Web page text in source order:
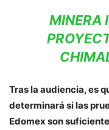
MINERA
Tras la audiencia, es
determinará si las
Edomex son